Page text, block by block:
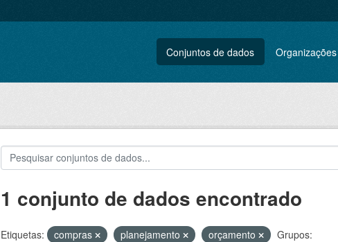
Conjuntos de dados Organizações
1 conjunto de dados encontrado
Etiquetas: compras planejamento orçamento
Grupos: